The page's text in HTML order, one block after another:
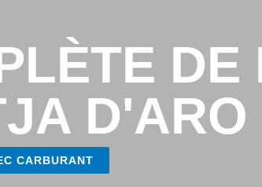
DE
D'ARO
CARBURANT